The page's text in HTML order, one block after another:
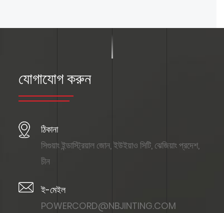
যোগাযোগ করুন
ঠিকানা
সিগুয়াং ইন্ডাস্ট্রিয়াল জোন, ইউইয়াও সিটি, ঝেজিয়াং প্রদেশ,
চীন
ই-মেইল
POWERCORD@NBJINTING.COM